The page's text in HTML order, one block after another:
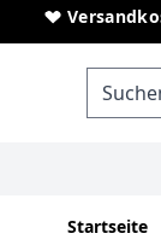
Direkt zum Inhalt
Startseite